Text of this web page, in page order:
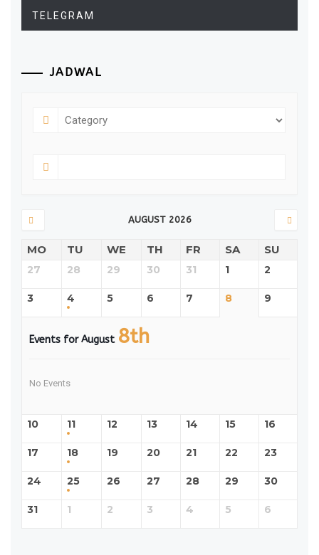
TELEGRAM
JADWAL
AUGUST 2026
MO TU WE TH FR SA SU
27 28 29 30 31 1 2
3 4 5 6 7 8 9
Events for August 8th
No Events
10 11 12 13 14 15 16
17 18 19 20 21 22 23
24 25 26 27 28 29 30
31 1 2 3 4 5 6